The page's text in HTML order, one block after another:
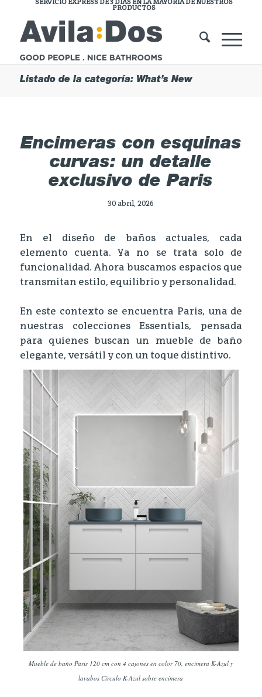
SERVICIO EXPRESS DE 3 DÍAS EN LA MAYORÍA DE NUESTROS
PRODUCTOS
Listado de la categoría: What’s New
Encimeras con esquinas
curvas: un detalle
exclusivo de Paris
30 abril, 2026
En el diseño de baños actuales, cada
elemento cuenta. Ya no se trata solo de
funcionalidad. Ahora buscamos espacios que
transmitan estilo, equilibrio y personalidad.
En este contexto se encuentra Paris, una de
nuestras colecciones Essentials, pensada
para quienes buscan un mueble de baño
elegante, versátil y con un toque distintivo.
Mueble de baño Paris 120 cm con 4 cajones en color 70, encimera K-Azul y
lavabos Círculo K-Azul sobre encimera